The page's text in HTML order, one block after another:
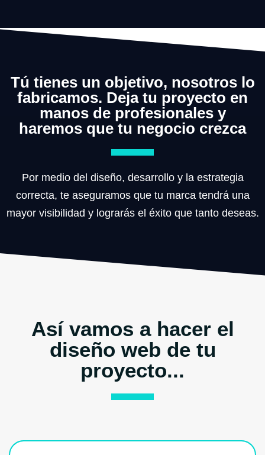
Tú tienes un objetivo, nosotros lo
fabricamos. Deja tu proyecto en
manos de profesionales y
haremos que tu negocio crezca
Por medio del diseño, desarrollo y la estrategia
correcta, te aseguramos que tu marca tendrá una
mayor visibilidad y lograrás el éxito que tanto deseas.
Así vamos a hacer el
diseño web de tu
proyecto...